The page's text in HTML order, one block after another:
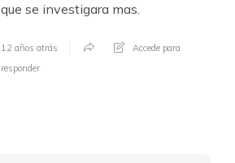
que se investigara mas.
12 años atrás
Accede para
responder